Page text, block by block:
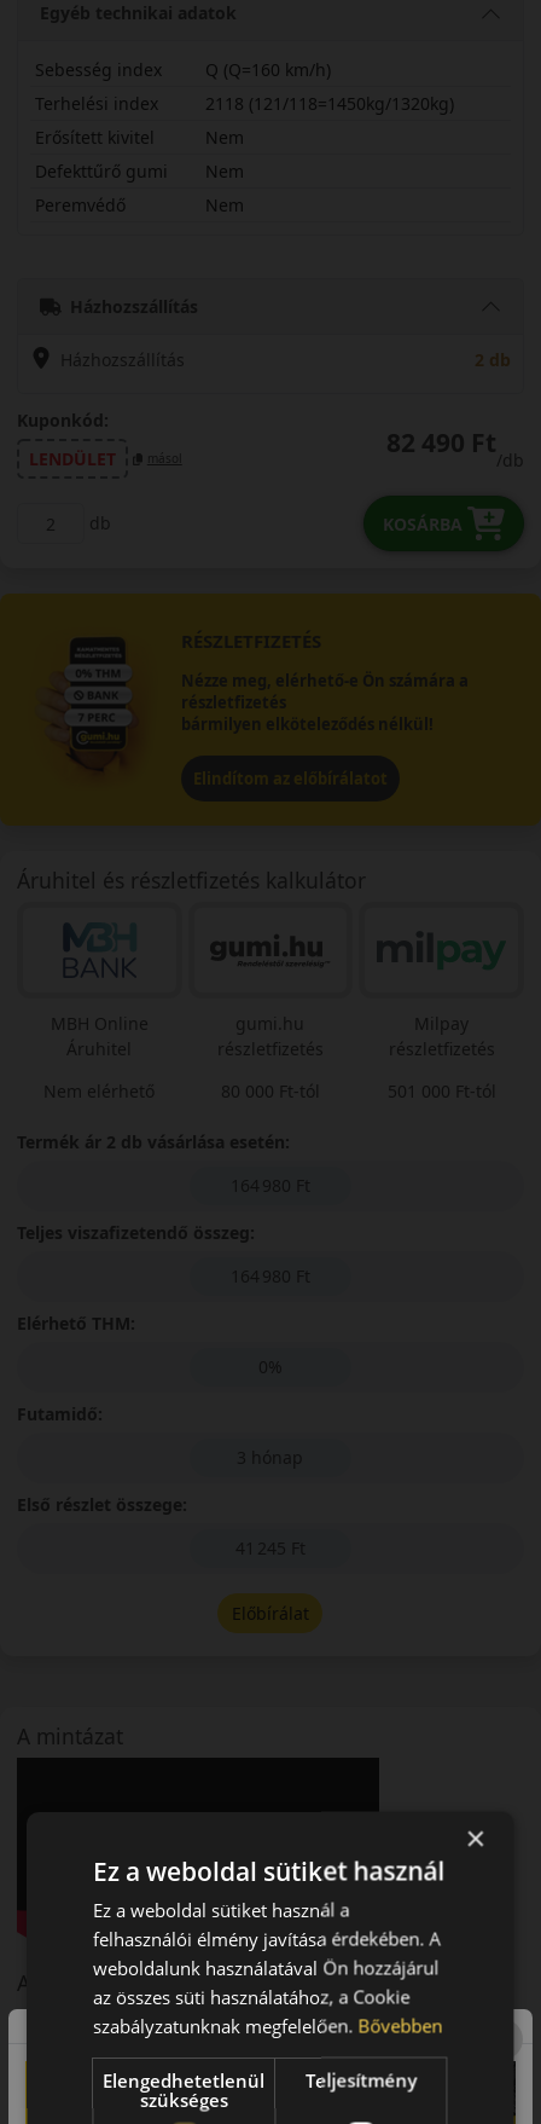
Egyéb technikai adatok
Sebesség index
Q (Q=160 km/h)
Terhelési index
2118 (121/118=1450kg/1320kg)
Erősített kivitel
Nem
Defekttűrő gumi
Nem
Peremvédő
Nem
Házhozszállítás
Házhozszállítás 2 db
Kuponkód:
LENDÜLET
másol 82 490 Ft
/db
db KOSÁRBA
RÉSZLETFIZETÉS
Nézze meg, elérhető-e Ön számára a
részletfizetés
bármilyen elköteleződés nélkül!
Elindítom az előbírálatot
A mintázat
A márka
A Falken Gumiabroncsgyártó Vállalatot 1983-ban alapította
Japánban a Sumitomo Gumiipari Vállalat. A cég elsődleges
feladata volt, hogy az addig főként Észak-Amerikai piacra
gyártott kitűnő Sumitomo gumiabroncsokat új név alatt, a
Áruhitel és részletfizetés kalkulátor
MBH Online
Áruhitel
Nem elérhető
gumi.hu
részletfizetés
80 000 Ft-tól
Milpay
részletfizetés
501 000 Ft-tól
Termék ár 2 db vásárlása esetén:
164 980 Ft
Teljes viszafizetendő összeg:
164 980 Ft
Elérhető THM:
0%
Futamidő:
3 hónap
Első részlet összege:
41 245 Ft
Előbírálat
×
Ez a weboldal sütiket használ
Ez a weboldal sütiket használ a
felhasználói élmény javítása érdekében. A
weboldalunk használatával Ön hozzájárul
az összes süti használatához, a Cookie
szabályzatunknak megfelelően. Bővebben
Elengedhetetlenül
szükséges
Teljesítmény